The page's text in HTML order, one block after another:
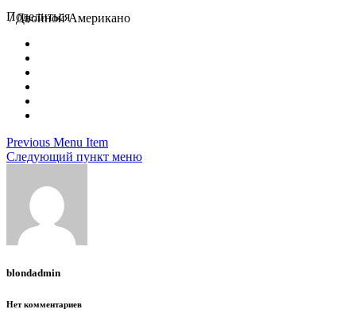
/Двойной Американо
Поделиться
Previous Menu Item
Следующий пункт меню
blondadmin
Нет комментариев